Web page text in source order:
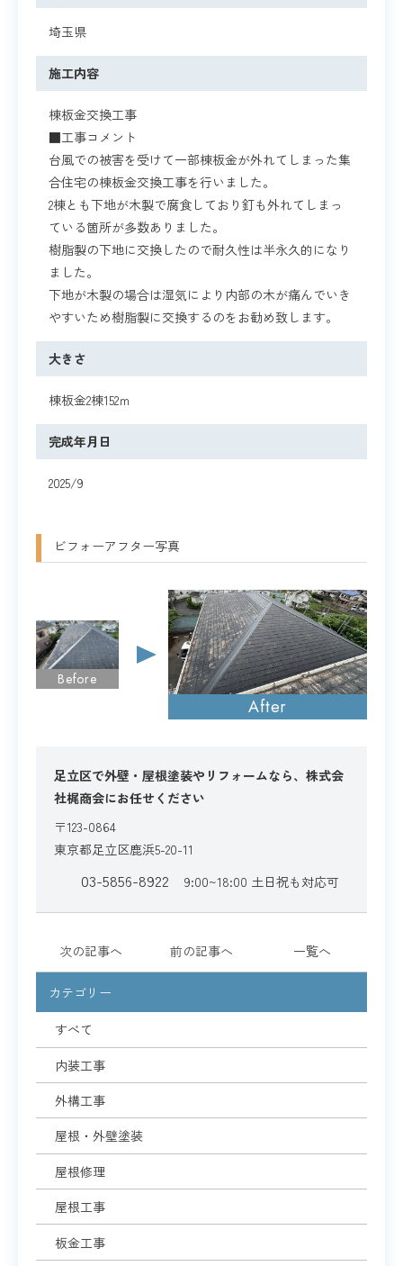
埼玉県
施工内容
棟板金交換工事
■工事コメント
台風での被害を受けて一部棟板金が外れてしまった集
合住宅の棟板金交換工事を行いました。
2棟とも下地が木製で腐食しており釘も外れてしまっ
ている箇所が多数ありました。
樹脂製の下地に交換したので耐久性は半永久的になり
ました。
下地が木製の場合は湿気により内部の木が痛んでいき
やすいため樹脂製に交換するのをお勧め致します。
大きさ
棟板金2棟152ｍ
完成年月日
2025/9
ビフォーアフター写真
Before
After
足立区で外壁・屋根塗装やリフォームなら、株式会
社梶商会にお任せください
〒123-0864
東京都足立区鹿浜5-20-11
03-5856-8922 9:00~18:00 土日祝も対応可
前の記事へ 一覧へ
次の記事へ
カテゴリー
すべて
内装工事
外構工事
屋根・外壁塗装
屋根修理
屋根工事
板金工事